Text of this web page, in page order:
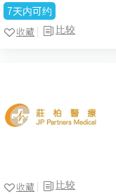
7天内可约
比较
收藏
比较
收藏